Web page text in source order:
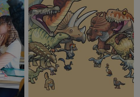
medalj!